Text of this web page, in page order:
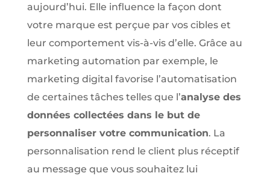
aujourd’hui. Elle influence la façon dont
votre marque est perçue par vos cibles et
leur comportement vis-à-vis d’elle. Grâce au
marketing automation par exemple, le
marketing digital favorise l’automatisation
de certaines tâches telles que l’analyse des
données collectées dans le but de
personnaliser votre communication. La
personnalisation rend le client plus réceptif
au message que vous souhaitez lui